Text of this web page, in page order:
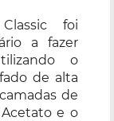
foi
a fazer
o
de alta
de
e o